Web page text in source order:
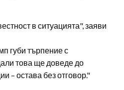
в ситуацията", заяви
губи търпение с
това ще доведе до
– остава без отговор."